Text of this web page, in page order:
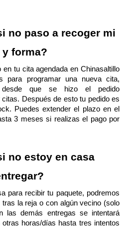
no paso a recoger mi
forma?
tu cita agendada en Chinasaltillo
para programar una nueva cita,
desde que se hizo el pedido
Después de esto tu pedido es
Puedes extender el plazo en el
3 meses si realizas el pago por
no estoy en casa
para recibir tu paquete, podremos
la reja o con algún vecino (solo
las demás entregas se intentará
horas/días hasta tres intentos